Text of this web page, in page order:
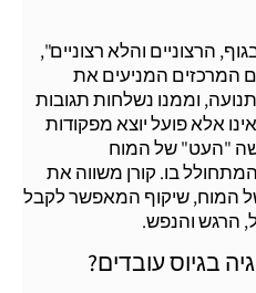
הרצוניים והלא רצוניים",
המרכזים המניעים את
וממנו נשלחות תגובות
אלא פועל יוצא מפקודות
"העט" של המוח
בו. קורן משווה את
המוח, שיקוף המאפשר לקבל
הרגש והנפש.
בגיוס עובדים?